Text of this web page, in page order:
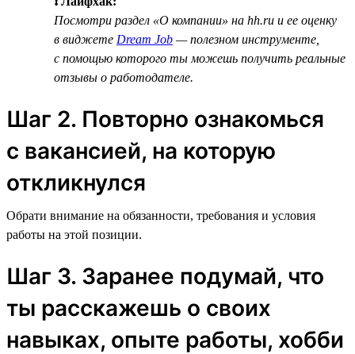
Посмотри раздел «О компании» на hh.ru и ее оценку
в виджете Dream Job — полезном инструменте,
с помощью которого ты можешь получить реальные
отзывы о работодателе.
Шаг 2. Повторно ознакомься
с вакансией, на которую
откликнулся
Обрати внимание на обязанности, требования и условия
работы на этой позиции.
Шаг 3. Заранее подумай, что
ты расскажешь о своих
навыках, опыте работы, хобби